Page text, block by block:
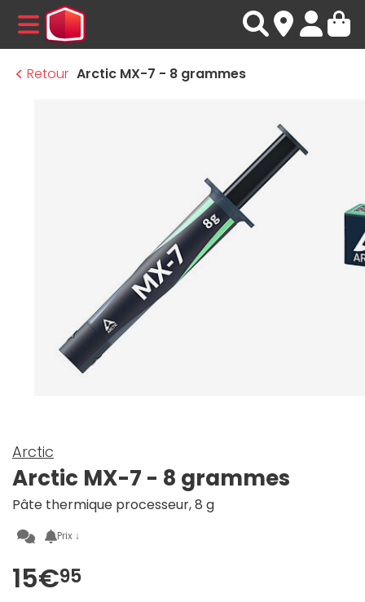
MENU
Retour Arctic MX-7 - 8 grammes
Arctic
Arctic MX-7 - 8 grammes
Pâte thermique processeur, 8 g
Prix ↓
15€95